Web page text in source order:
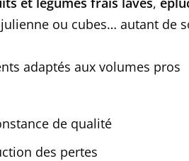
ou cubes… autant de
adaptés aux volumes pros
de qualité
des pertes